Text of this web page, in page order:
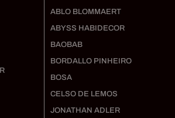
ABLO BLOMMAERT
ABYSS HABIDECOR
BAOBAB
BORDALLO PINHEIRO
BOSA
CELSO DE LEMOS
JONATHAN ADLER